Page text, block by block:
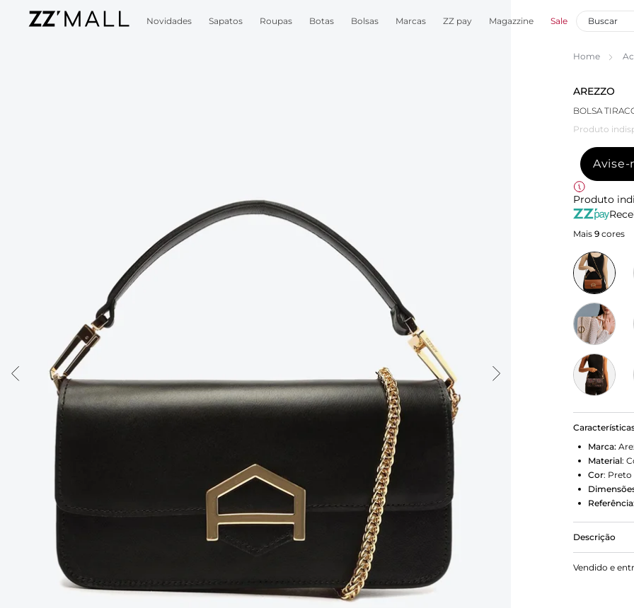
Novidades Sapatos Roupas Botas Bolsas Marcas ZZ pay Magazzine Sale
Home
AREZZO
BOLSA
Produto
Avise-
Produto
Mais 9 cores
Marca:
Material:
Cor: Preto
Referência:
Descrição
Bolsa
estruturado
Vendido e